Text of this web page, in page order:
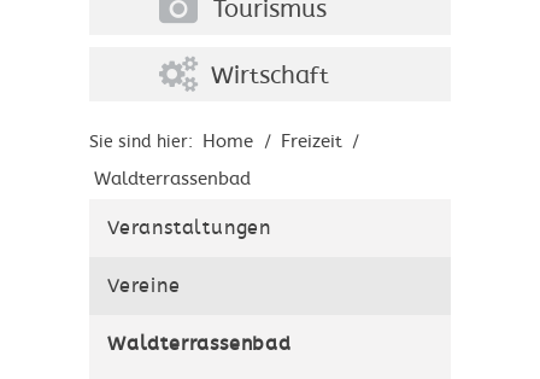
Tourismus
Wirtschaft
Sie sind hier: Home / Freizeit /
Waldterrassenbad
Veranstaltungen
Vereine
Waldterrassenbad